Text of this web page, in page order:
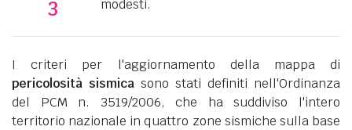
3
modesti.
I criteri per l'aggiornamento della mappa di
pericolosità sismica sono stati definiti nell'Ordinanza
del PCM n. 3519/2006, che ha suddiviso l'intero
territorio nazionale in quattro zone sismiche sulla base